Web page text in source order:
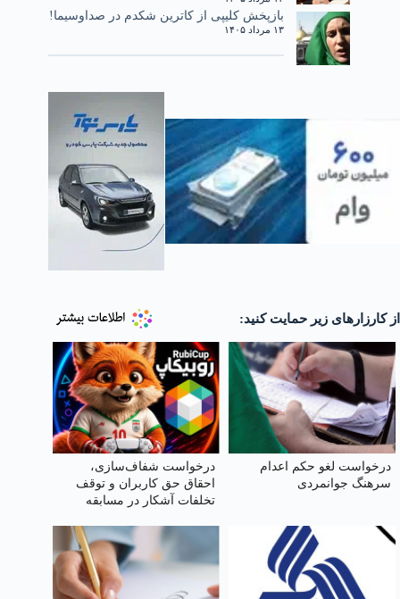
بازپخش کلیپی از کاترین شکدم در صداوسیما!
۱۳ مرداد ۱۴۰۵
از کارزارهای زیر حمایت کنید:
درخواست لغو حکم اعدام
سرهنگ جوانمردی
درخواست شفاف‌سازی،
احقاق حق کاربران و توقف
تخلفات آشکار در مسابقه